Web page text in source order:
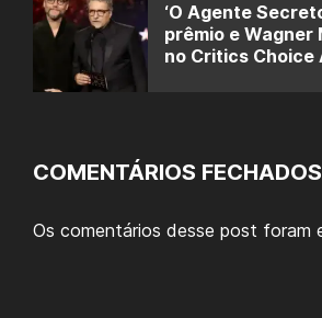
‘O Agente
prêmio e Wagner
no Critics Choice
COMENTÁRIOS FECHADOS
Os comentários desse post foram